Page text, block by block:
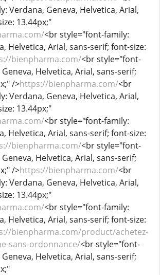
Verdana, Geneva, Helvetica, Arial,
13.44px;"
<br style="font-family:
Helvetica, Arial, sans-serif; font-size:
bienpharma.com/<br style="font-
Helvetica, Arial, sans-serif;
/>https://bienpharma.com/<br
Verdana, Geneva, Helvetica, Arial,
13.44px;"
<br style="font-family:
Helvetica, Arial, sans-serif; font-size:
bienpharma.com/<br style="font-
Helvetica, Arial, sans-serif;
/>https://bienpharma.com/<br
Verdana, Geneva, Helvetica, Arial,
13.44px;"
<br style="font-family:
Helvetica, Arial, sans-serif; font-size:
bienpharma.com/product/achetez-
sans-ordonnance/<br style="font-
Helvetica, Arial, sans-serif;